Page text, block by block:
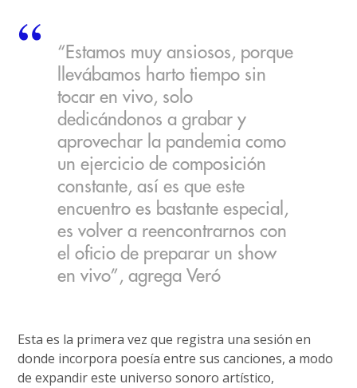
“Estamos muy ansiosos, porque
llevábamos harto tiempo sin
tocar en vivo, solo
dedicándonos a grabar y
aprovechar la pandemia como
un ejercicio de composición
constante, así es que este
encuentro es bastante especial,
es volver a reencontrarnos con
el oficio de preparar un show
en vivo”, agrega Veró
Esta es la primera vez que registra una sesión en
donde incorpora poesía entre sus canciones, a modo
de expandir este universo sonoro artístico,